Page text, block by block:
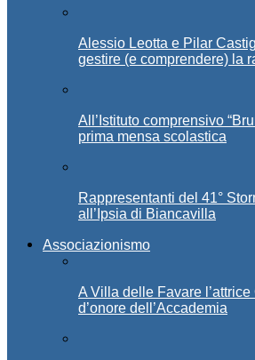
Alessio Leotta e Pilar
gestire (e comprendere) la
All’Istituto comprensivo
prima mensa scolastica
Rappresentanti del 41°
all’Ipsia di Biancavilla
Associazionismo
A Villa delle Favare
d’onore dell’Accademia